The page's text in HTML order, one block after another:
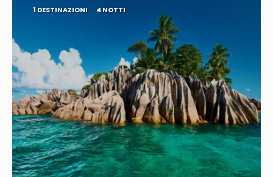
1 DESTINAZIONI 4 NOTTI